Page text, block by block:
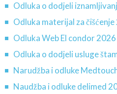
Odluka o dodjeli
Odluka materijal za čišćenje
Odluka Web El condor 2026
Odluka o dodjeli usluge
Narudžba i odluke
Naudžba i odluke delimed